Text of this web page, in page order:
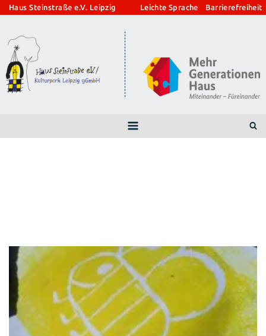
Zum
springen
Haus Steinstraße e.V. Leipzig Leichte Sprache Barrierefreiheit